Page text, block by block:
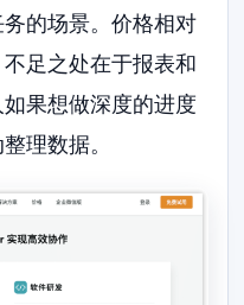
的场景。价格相对
足之处在于报表和
果想做深度的进度
理数据。